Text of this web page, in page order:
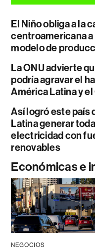
El Niño obliga a la
centroamericana
modelo de
La ONU advierte
podría agravar el
América Latina y
Así logró este país
Latina generar
electricidad con
renovables
Económicas e
NEGOCIOS